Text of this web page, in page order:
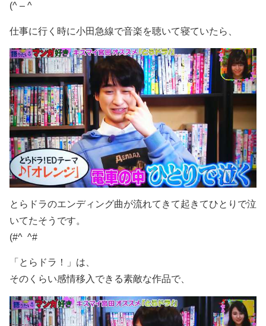
(^ – ^
仕事に行く時に小田急線で音楽を聴いて寝ていたら、
とらドラのエンディング曲が流れてきて起きてひとりで泣
いてたそうです。
(#^ ^#
「とらドラ！」は、
そのくらい感情移入できる素敵な作品で、